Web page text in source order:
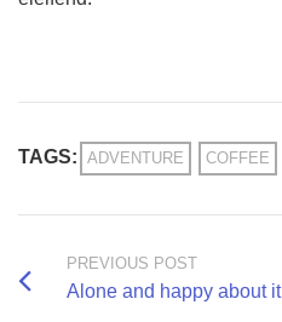
TAGS: ADVENTURE COFFEE
PREVIOUS POST
Alone and happy about it